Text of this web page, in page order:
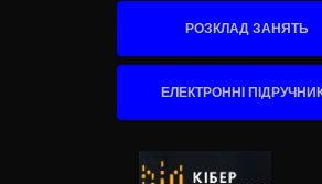
РОЗКЛАД ЗАНЯТЬ
ЕЛЕКТРОННІ